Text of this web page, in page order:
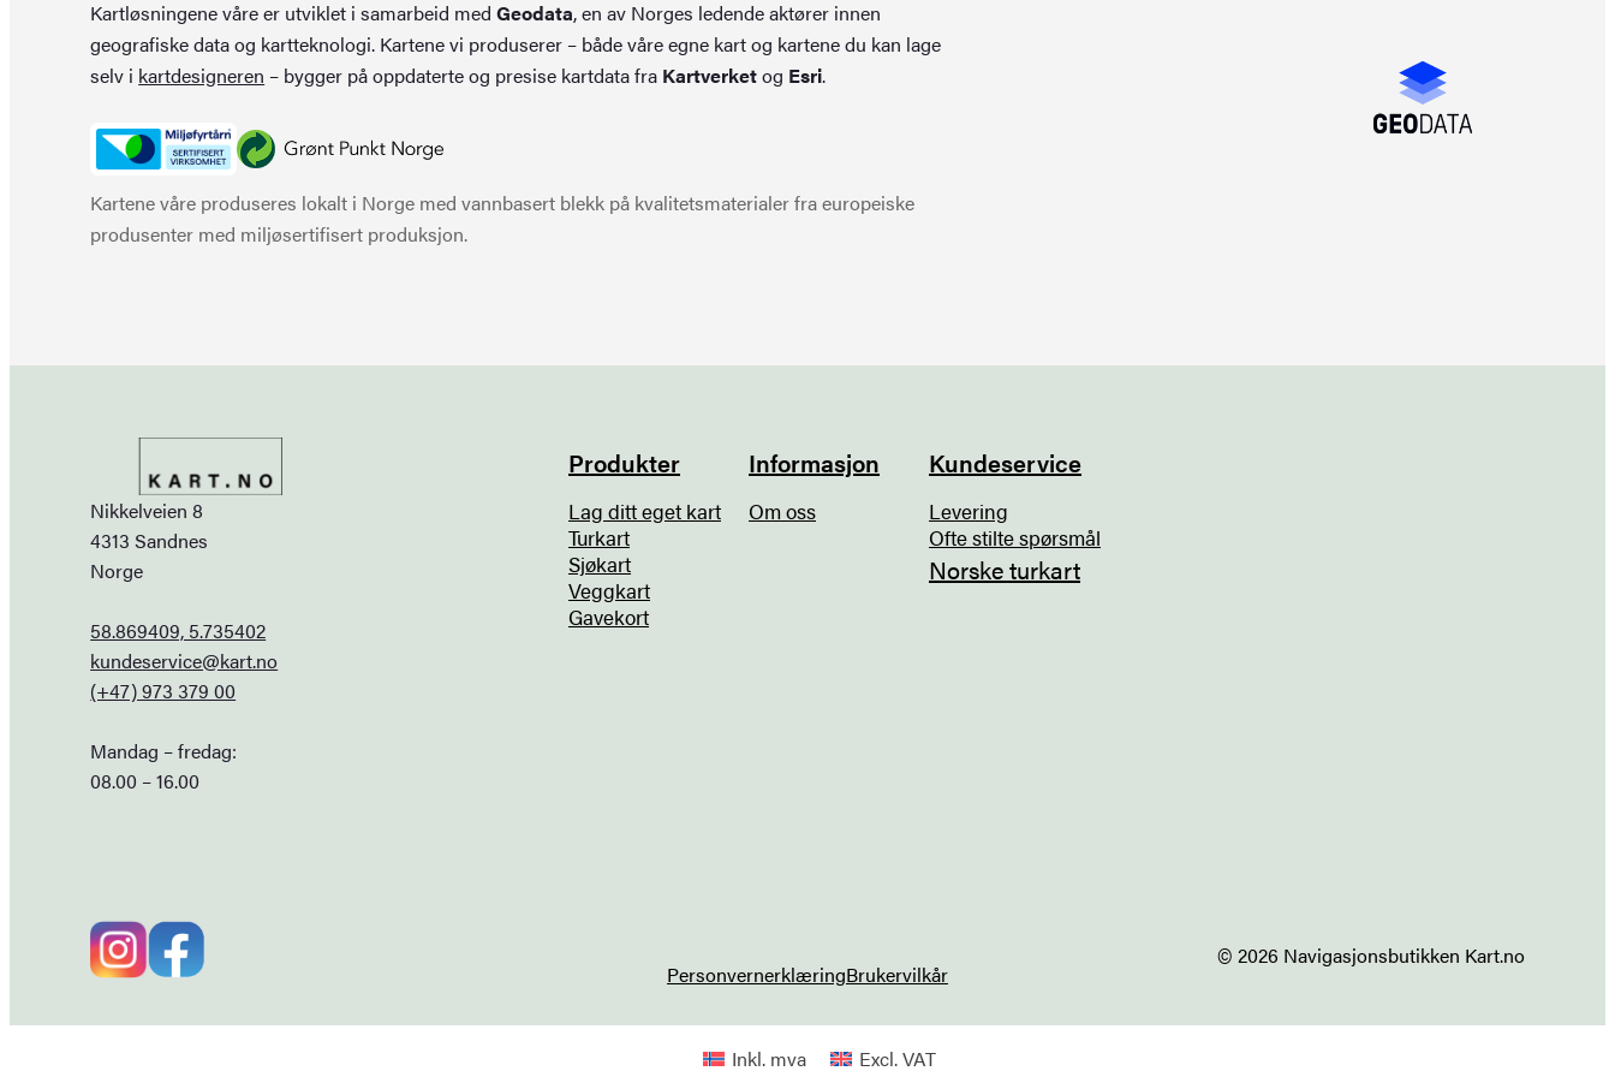
Kartløsningene våre er utviklet i samarbeid medGeodata, en av Norges ledende aktører innen
geografiske data og kartteknologi. Kartene vi produserer – både våre egne kart og kartene du kan lage
selv i kartdesigneren – bygger på oppdaterte og presise kartdata fra Kartverketog Esri.
Kartene våre produseres lokalt i Norge med vannbasert blekk på kvalitetsmaterialer fra europeiske
produsenter med miljøsertifisert produksjon.
Nikkelveien 8
4313 Sandnes
Norge
58.869409, 5.735402
kundeservice@kart.no
(+47) 973 379 00
Mandag – fredag:
08.00 – 16.00
Produkter
Lag ditt eget kart
Turkart
Sjøkart
Veggkart
Gavekort
Informasjon
Om oss
Kundeservice
Levering
Ofte stilte spørsmål
Norske turkart
PersonvernerklæringBrukervilkår
© 2026 Navigasjonsbutikken Kart.no
Inkl. mva Excl. VAT